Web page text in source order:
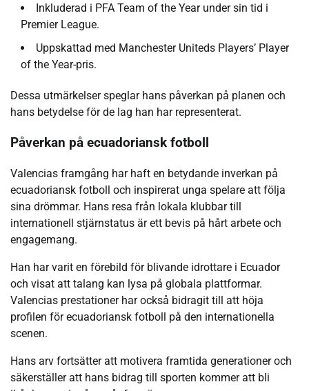
Inkluderad i PFA Team of the Year under sin tid i
Premier League.
Uppskattad med Manchester Uniteds Players’ Player
of the Year-pris.
Dessa utmärkelser speglar hans påverkan på planen och
hans betydelse för de lag han har representerat.
Påverkan på ecuadoriansk fotboll
Valencias framgång har haft en betydande inverkan på
ecuadoriansk fotboll och inspirerat unga spelare att följa
sina drömmar. Hans resa från lokala klubbar till
internationell stjärnstatus är ett bevis på hårt arbete och
engagemang.
Han har varit en förebild för blivande idrottare i Ecuador
och visat att talang kan lysa på globala plattformar.
Valencias prestationer har också bidragit till att höja
profilen för ecuadoriansk fotboll på den internationella
scenen.
Hans arv fortsätter att motivera framtida generationer och
säkerställer att hans bidrag till sporten kommer att bli